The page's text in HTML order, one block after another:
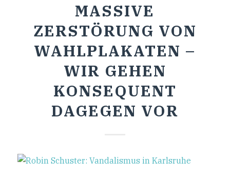
MASSIVE
ZERSTÖRUNG VON
WAHLPLAKATEN –
WIR GEHEN
KONSEQUENT
DAGEGEN VOR